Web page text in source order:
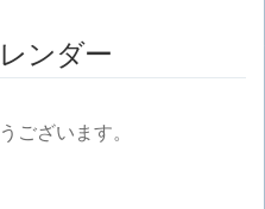
ンダー
ございます。